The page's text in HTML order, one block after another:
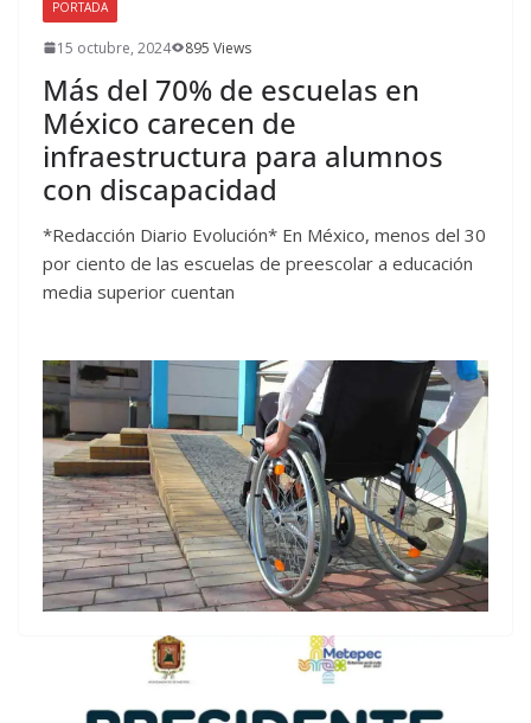
PORTADA
15 octubre, 2024 895 Views
Más del 70% de escuelas en
México carecen de
infraestructura para alumnos
con discapacidad
*Redacción Diario Evolución* En México, menos del 30
por ciento de las escuelas de preescolar a educación
media superior cuentan